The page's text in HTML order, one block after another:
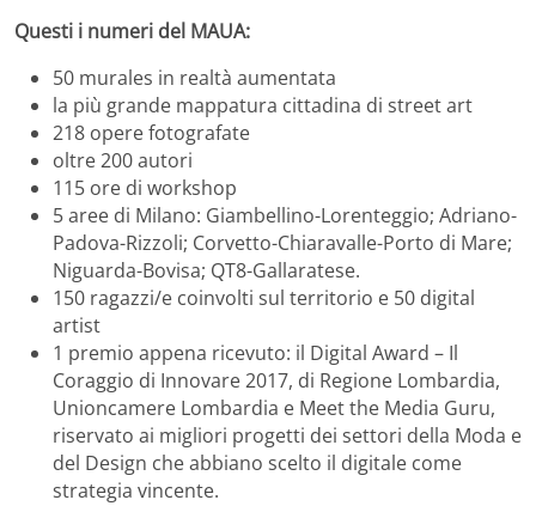
Questi i numeri del MAUA:
50 murales in realtà aumentata
la più grande mappatura cittadina di street art
218 opere fotografate
oltre 200 autori
115 ore di workshop
5 aree di Milano: Giambellino-Lorenteggio; Adriano-
Padova-Rizzoli; Corvetto-Chiaravalle-Porto di Mare;
Niguarda-Bovisa; QT8-Gallaratese.
150 ragazzi/e coinvolti sul territorio e 50 digital
artist
1 premio appena ricevuto: il Digital Award – Il
Coraggio di Innovare 2017, di Regione Lombardia,
Unioncamere Lombardia e Meet the Media Guru,
riservato ai migliori progetti dei settori della Moda e
del Design che abbiano scelto il digitale come
strategia vincente.